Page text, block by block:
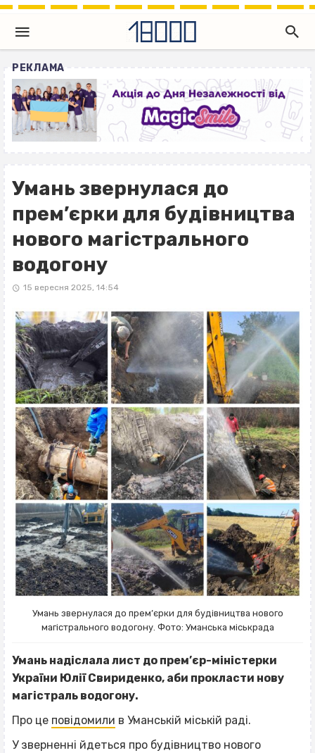
РЕКЛАМА
Умань звернулася до
прем’єрки для будівництва
нового магістрального
водогону
15 вересня 2025, 14:54
Умань звернулася до прем’єрки для будівництва нового
магістрального водогону. Фото: Уманська міськрада
Умань надіслала лист до прем’єр-міністерки
України Юлії Свириденко, аби прокласти нову
магістраль водогону.
Про це повідомили в Уманській міській раді.
У зверненні йдеться про будівництво нового